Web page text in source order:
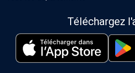
Téléchargez